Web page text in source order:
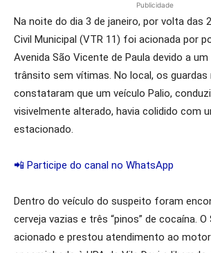
Publicidade
Na noite do dia 3 de janeiro, por volta das
Civil Municipal (VTR 11) foi acionada por
Avenida São Vicente de Paula devido a
trânsito sem vítimas. No local, os guardas
constataram que um veículo Palio,
visivelmente alterado, havia colidido com
estacionado.
📲 Participe do canal no WhatsApp
Dentro do veículo do suspeito foram
cerveja vazias e três “pinos” de cocaína. O
acionado e prestou atendimento ao